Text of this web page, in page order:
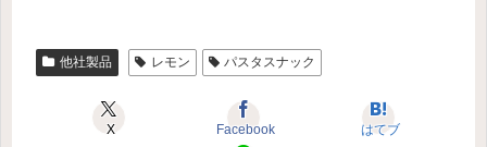
他社製品 レモン パスタスナック
X Facebook はてブ